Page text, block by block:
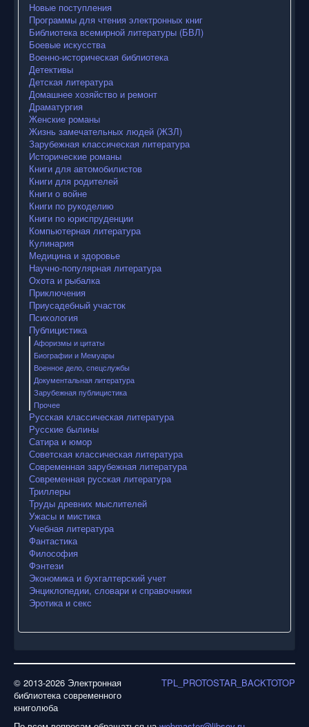
Новые поступления
Программы для чтения электронных книг
Библиотека всемирной литературы (БВЛ)
Боевые искусства
Военно-историческая библиотека
Детективы
Детская литература
Домашнее хозяйство и ремонт
Драматургия
Женские романы
Жизнь замечательных людей (ЖЗЛ)
Зарубежная классическая литература
Исторические романы
Книги для автомобилистов
Книги для родителей
Книги о войне
Книги по рукоделию
Книги по юриспруденции
Компьютерная литература
Кулинария
Медицина и здоровье
Научно-популярная литература
Охота и рыбалка
Приключения
Приусадебный участок
Психология
Публицистика
Афоризмы и цитаты
Биографии и Мемуары
Военное дело, спецслужбы
Документальная литература
Зарубежная публицистика
Прочее
Русская классическая литература
Русские былины
Сатира и юмор
Советская классическая литература
Современная зарубежная литература
Современная русская литература
Триллеры
Труды древних мыслителей
Ужасы и мистика
Учебная литература
Фантастика
Философия
Фэнтези
Экономика и бухгалтерский учет
Энциклопедии, словари и справочники
Эротика и секс
TPL_PROTOSTAR_BACKTOTOP
© 2013-2026 Электронная
библиотека современного
книголюба